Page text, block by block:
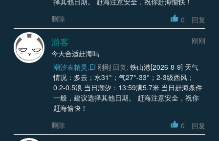
删除
0 回复
游客
刚刚
今天合适赶海吗
潮汐表精灵.EI 刚刚 回复: 铁山港[2026-8-9] 天气
情况：多云；水31°；气27°-33°；2-3级西风；
0.2-0.5浪 当日潮汐：13:59满5.7米 当日赶海条件
一般，建议选择其他日期。 赶海注意安全，祝你
赶海愉快！
删除
0 回复